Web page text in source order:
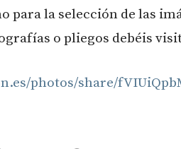
para la selección de las
o pliegos debéis
photos/share/